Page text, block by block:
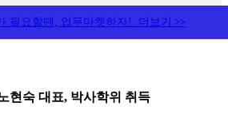
필요할땐, 업무마켓하자! 더보기 >>
현숙 대표, 박사학위 취득